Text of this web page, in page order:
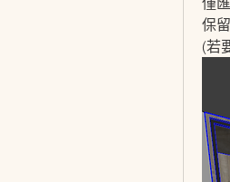
保
(若